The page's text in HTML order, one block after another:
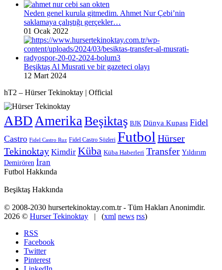
Neden genel kurula gitmedim. Ahmet Nur Çebi’nin
saklamaya çalıştığı gerçekler…
01 Ocak 2022
Beşiktaş Al Musrati ve bir gazeteci olayı
12 Mart 2024
hT2 – Hürser Tekinoktay | Official
ABD Amerika Beşiktaş BJK Dünya Kupası Fidel
Castro Fidel Castro Ruz Fidel Castro Sözleri Futbol Hürser
Tekinoktay Kimdir Küba Küba Haberleri Transfer Yıldırım
Demirören İran
Futbol Hakkında
Beşiktaş Hakkında
© 2008-2030 hursertekinoktay.com.tr - Tüm Hakları Anonimdir.
2026 © Hurser Tekinoktay | (xml news rss)
RSS
Facebook
Twitter
Pinterest